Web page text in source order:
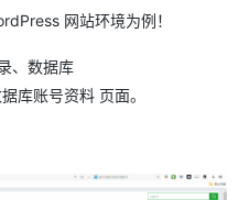
网站环境为例！
、数据库
库账号资料 页面。